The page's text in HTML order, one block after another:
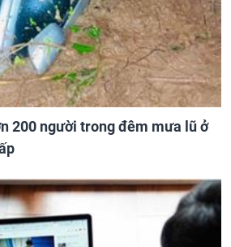
200 người trong đêm mưa lũ ở